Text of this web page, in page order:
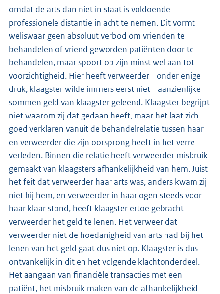
omdat de arts dan niet in staat is voldoende
professionele distantie in acht te nemen. Dit vormt
weliswaar geen absoluut verbod om vrienden te
behandelen of vriend geworden patiënten door te
behandelen, maar spoort op zijn minst wel aan tot
voorzichtigheid. Hier heeft verweerder - onder enige
druk, klaagster wilde immers eerst niet - aanzienlijke
sommen geld van klaagster geleend. Klaagster begrijpt
niet waarom zij dat gedaan heeft, maar het laat zich
goed verklaren vanuit de behandelrelatie tussen haar
en verweerder die zijn oorsprong heeft in het verre
verleden. Binnen die relatie heeft verweerder misbruik
gemaakt van klaagsters afhankelijkheid van hem. Juist
het feit dat verweerder haar arts was, anders kwam zij
niet bij hem, en verweerder in haar ogen steeds voor
haar klaar stond, heeft klaagster ertoe gebracht
verweerder het geld te lenen. Het verweer dat
verweerder niet de hoedanigheid van arts had bij het
lenen van het geld gaat dus niet op. Klaagster is dus
ontvankelijk in dit en het volgende klachtonderdeel.
Het aangaan van financiële transacties met een
patiënt, het misbruik maken van de afhankelijkheid